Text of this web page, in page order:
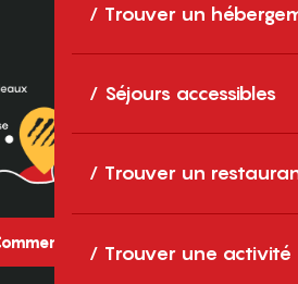
Trouver un
Séjours accessibles
Trouver un
Trouver une activité
venir ?